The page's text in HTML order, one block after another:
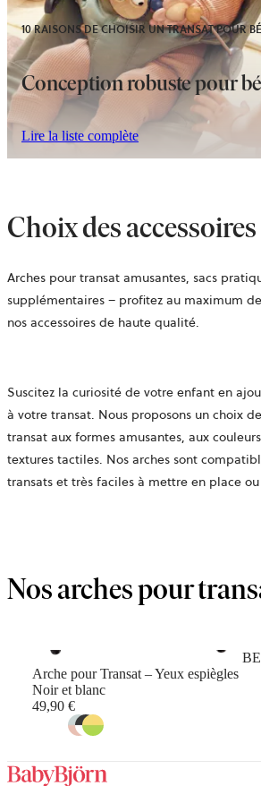
Conception robuste pour
10 RAISONS DE CHOISIR UN TRANSAT POUR
Lire la liste complète
Choix des
Arches pour transat amusantes, sacs
supplémentaires – profitez au maximum
nos accessoires de haute qualité.
Suscitez la curiosité de votre enfant en
à votre transat. Nous proposons un choix
transat aux formes amusantes, aux
textures tactiles. Nos arches sont
transats et très faciles à mettre en place
Nos arches pour
Arche pour Transat – Yeux espiègles
Noir et blanc
49,90 €